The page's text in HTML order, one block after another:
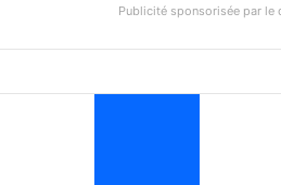
Publicité sponsorisée par le